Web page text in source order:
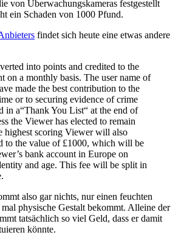
von Überwachungskameras festgestellt
ein Schaden von 1000 Pfund.
findet sich heute eine etwas andere
into points and credited to the
on a monthly basis. The user name of
made the best contribution to the
or to securing evidence of crime
in a“Thank You List“ at the end of
the Viewer has elected to remain
highest scoring Viewer will also
to the value of £1000, which will be
bank account in Europe on
and age. This fee will be split in
also gar nichts, nur einen feuchten
physische Gestalt bekommt. Alleine der
tatsächlich so viel Geld, dass er damit
könnte.